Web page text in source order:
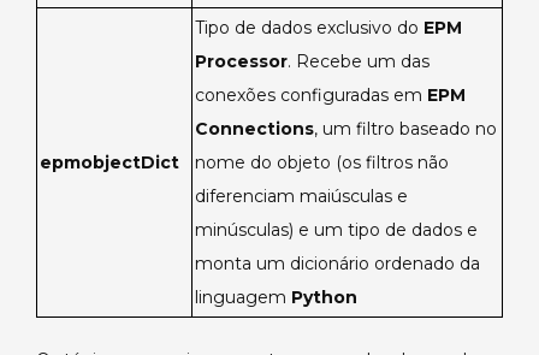
epmobjectDict
Tipo de dados exclusivo do EPM
Processor. Recebe um das
conexões configuradas em EPM
Connections, um filtro baseado no
nome do objeto (os filtros não
diferenciam maiúsculas e
minúsculas) e um tipo de dados e
monta um dicionário ordenado da
linguagem Python